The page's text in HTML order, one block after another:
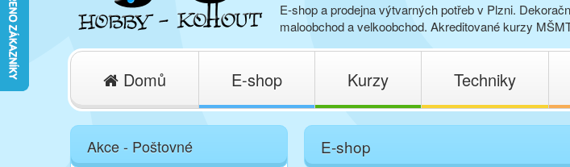
E-shop a prodejna výtvarných potřeb v Plzni.
maloobchod a velkoobchod. Akreditované kurzy
Domů E-shop Kurzy Techniky
Akce - Poštovné E-shop